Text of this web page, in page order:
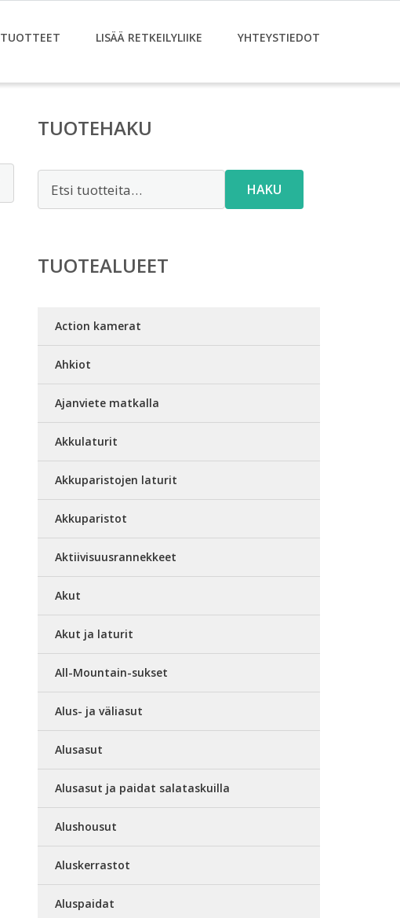
TUOTTEET LISÄÄ RETKEILYLIIKE YHTEYSTIEDOT
TUOTEHAKU
HAKU
TUOTEALUEET
Action kamerat
Ahkiot
Ajanviete matkalla
Akkulaturit
Akkuparistojen laturit
Akkuparistot
Aktiivisuusrannekkeet
Akut
Akut ja laturit
All-Mountain-sukset
Alus- ja väliasut
Alusasut
Alusasut ja paidat salataskuilla
Alushousut
Aluskerrastot
Aluspaidat